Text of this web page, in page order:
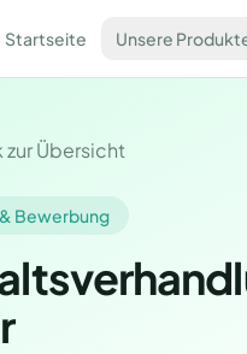
Startseite Unsere
zur Übersicht
Bewerbung